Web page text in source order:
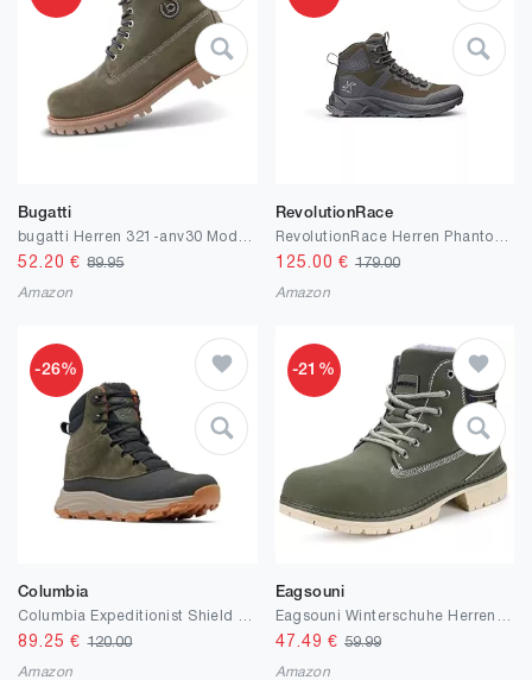
Bugatti
52.20 €89.95
Amazon
RevolutionRace
125.00 € 179.00
Amazon
-26%
Columbia
89.25 €120.00
Amazon
-21%
Eagsouni
47.49 € 59.99
Amazon